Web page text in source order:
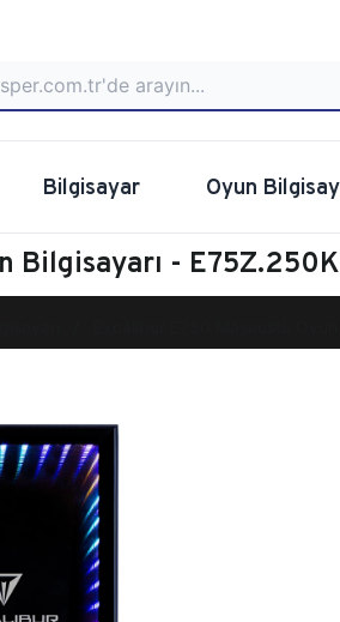
Bilgisayar Oyun
Bilgisayarı -